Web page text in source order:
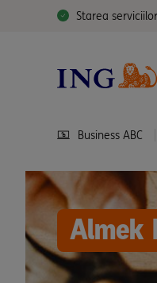
Starea serviciilor
Business ABC
Almek